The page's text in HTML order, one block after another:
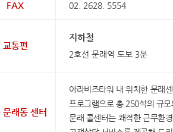
FAX 02. 2628. 5554
교통편
지하철
2호선 문래역 도보 3분
문래동 센터
아라비즈타워 내 위치한 문래
프로그램으로 총 250석의 규
문래 콜센터는 쾌적한 근무환